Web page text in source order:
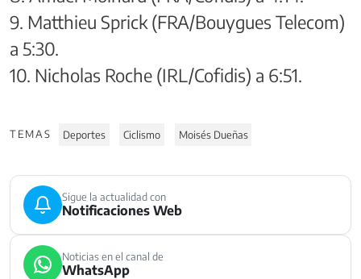
9. Matthieu Sprick (FRA/Bouygues Telecom)
a 5:30.
10. Nicholas Roche (IRL/Cofidis) a 6:51.
TEMAS Deportes Ciclismo Moisés Dueñas
Sigue la actualidad con
Notificaciones Web
Noticias en el canal de
WhatsApp